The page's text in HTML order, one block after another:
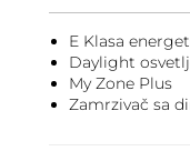
E Klasa
Daylight
My Zone Plus
Zamrzivač sa